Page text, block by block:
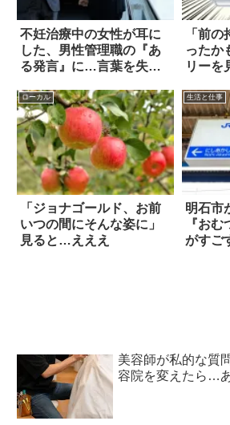
不妊治療中の女性が耳に
した、男性管理職の『あ
る発言』に…言葉を失っ
「前
ったか
リー
ローカル
「ジョナゴールド、お前
いつの間にそんな姿に」
見ると…えええ
生活と仕事
明石市
『お
がすご
美容師が私的な質
容院を変えたら…